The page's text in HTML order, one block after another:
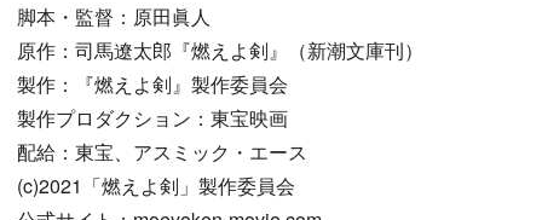
脚本・監督：原田眞人
原作：司馬遼太郎『燃えよ剣』（新潮文庫刊）
製作：『燃えよ剣』製作委員会
製作プロダクション：東宝映画
配給：東宝、アスミック・エース
(c)2021「燃えよ剣」製作委員会